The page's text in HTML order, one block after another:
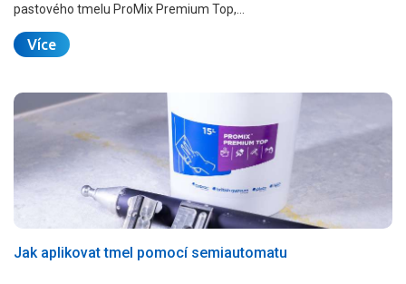
pastového tmelu ProMix Premium Top,…
Více
Jak aplikovat tmel pomocí semiautomatu